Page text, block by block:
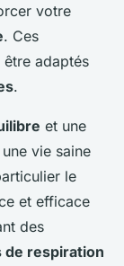
votre
. Ces
adaptés
.
et une
vie saine
le
et efficace
des
de respiration